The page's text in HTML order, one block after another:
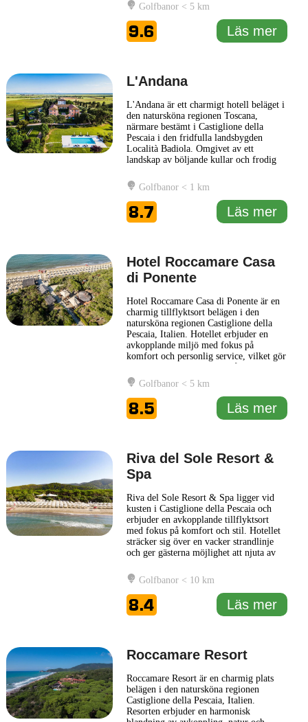
smakfullt inredda rum med moderna
bekvämligheter som gör vistelsen både
bekväm och minnesvärd.
Anläggningen
... Läs mer
Golfbanor < 5 km
9.6 Läs mer
L'Andana
L'Andana är ett charmigt hotell beläget i
den natursköna regionen Toscana,
närmare bestämt i Castiglione della
Pescaia i den fridfulla landsbygden
Località Badiola. Omgivet av ett
landskap av böljande kullar och frodig
tillflyktsort för resenärer som söker både
avkoppling och kulturell upplevelse.
Hotellet är känt för sin eleganta
arkitektur och harmoniska design ... Läs
mer
Golfbanor < 1 km
8.7 Läs mer
Hotel Roccamare Casa
di Ponente
Hotel Roccamare Casa di Ponente är en
charmig tillflyktsort belägen i den
natursköna regionen Castiglione della
Pescaia, Italien. Hotellet erbjuder en
avkopplande miljö med fokus på
komfort och personlig service, vilket gör
och par. Den vackra omgivningen, med
närhet till både stränder och grönskande
landskap, ger gästerna möjlighet att njuta
av den italienska
... Läs mer
Golfbanor < 5 km
8.5 Läs mer
Riva del Sole Resort &
Spa
Riva del Sole Resort & Spa ligger vid
kusten i Castiglione della Pescaia och
erbjuder en avkopplande tillflyktsort
med fokus på komfort och stil. Hotellet
sträcker sig över en vacker strandlinje
och ger gästerna möjlighet att njuta av
sina välutrustade rum och sviter, som är
smakfullt inredda för att skapa en
behaglig atmosfär, är Riva del Sole
Resort & Spa en
... Läs mer
Golfbanor < 10 km
8.4 Läs mer
Roccamare Resort
Roccamare Resort är en charmig plats
belägen i den natursköna regionen
Castiglione della Pescaia, Italien.
Resorten erbjuder en harmonisk